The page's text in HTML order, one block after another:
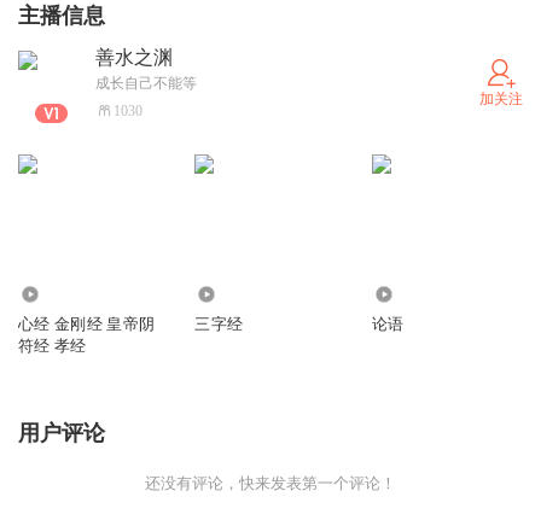
主播信息
善水之渊
成长自己不能等
1030
加关注
心经 金刚经 皇帝阴
符经 孝经
三字经 论语
用户评论
还没有评论，快来发表第一个评论！